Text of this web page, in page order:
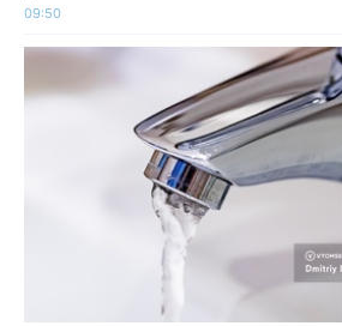
09:50